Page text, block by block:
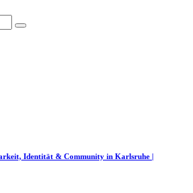
Identität & Community in Karlsruhe |